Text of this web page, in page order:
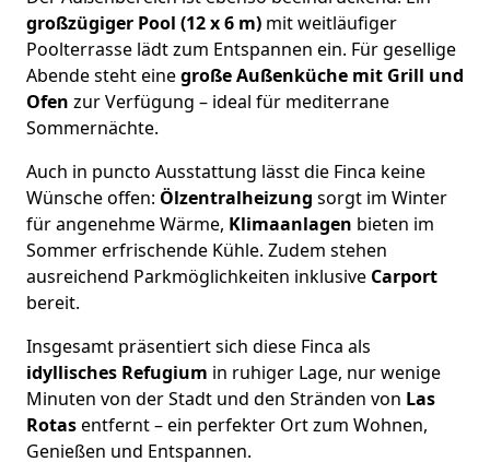
großzügiger Pool (12 x 6 m) mit weitläufiger
Poolterrasse lädt zum Entspannen ein. Für gesellige
Abende steht einegroße Außenküche mit Grill und
Ofen zur Verfügung – ideal für mediterrane
Sommernächte.
Auch in puncto Ausstattung lässt die Finca keine
Wünsche offen: Ölzentralheizung sorgt im Winter
für angenehme Wärme, Klimaanlagen bieten im
Sommer erfrischende Kühle. Zudem stehen
ausreichend Parkmöglichkeiten inklusive Carport
bereit.
Insgesamt präsentiert sich diese Finca als
idyllisches Refugium in ruhiger Lage, nur wenige
Minuten von der Stadt und den Stränden von Las
Rotasentfernt – ein perfekter Ort zum Wohnen,
Genießen und Entspannen.